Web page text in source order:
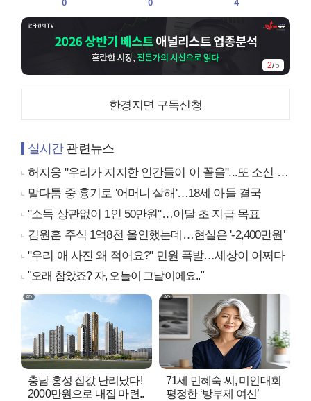
0
0
4
3/5
한경지면 구독신청
실시간관련뉴스
허지웅 "우리가 지지한 인간들이 이 꼴을"...또 소신 발언
말다툼 중 흉기로 '어머니 살해'…18세 아들 결국
"소득 상관없이 1인 50만원"…이달 초 지급 목표
김원훈 주식 1억8천 올인했는데…현실은 '-2,400만원'
"우리 애 사진 왜 적어요?" 민원 폭발…세상이 어쩌다
"오래 참았죠? 자, 오늘이 그날이에요.."
충남 홍성 집값 난리났다!
2000만원으로 내집 마련..
71세 민혜숙 씨, 미인대회
평정한 ‘방부제 여신’